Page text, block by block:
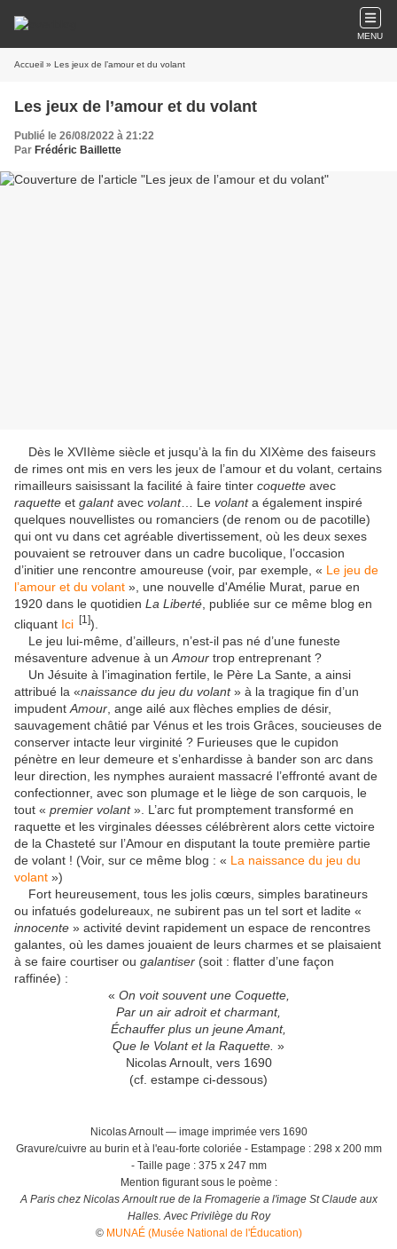
MENU
Accueil » Les jeux de l’amour et du volant
Les jeux de l’amour et du volant
Publié le 26/08/2022 à 21:22
Par Frédéric Baillette
Dès le XVIIème siècle et jusqu’à la fin du XIXème des faiseurs
de rimes ont mis en vers les jeux de l’amour et du volant, certains
rimailleurs saisissant la facilité à faire tinter coquette avec
raquette et galantavec volant… Le volanta également inspiré
quelques nouvellistes ou romanciers (de renom ou de pacotille)
qui ont vu dans cet agréable divertissement, où les deux sexes
pouvaient se retrouver dans un cadre bucolique, l’occasion
d’initier une rencontre amoureuse (voir, par exemple, « Le jeu de
l’amour et du volant », une nouvelle d'Amélie Murat, parue en
1920 dans le quotidien La Liberté , publiée sur ce même blog en
cliquant Ici [1]).
Le jeu lui-même, d’ailleurs, n’est-il pas né d’une funeste
mésaventure advenue à un Amour trop entreprenant ?
Un Jésuite à l’imagination fertile, le Père La Sante, a ainsi
attribué la «naissance du jeu du volant» à la tragique fin d’un
impudent Amour , ange ailé aux flèches emplies de désir,
sauvagement châtié par Vénus et les trois Grâces, soucieuses de
conserver intacte leur virginité ? Furieuses que le cupidon
pénètre en leur demeure et s’enhardisse à bander son arc dans
leur direction, les nymphes auraient massacré l’effronté avant de
confectionner, avec son plumage et le liège de son carquois, le
tout « premier volant». L’arc fut promptement transformé en
raquette et les virginales déesses célébrèrent alors cette victoire
de la Chasteté sur l’Amour en disputant la toute première partie
de volant ! (Voir, sur ce même blog : « La naissance du jeu du
volant »)
Fort heureusement, tous les jolis cœurs, simples baratineurs
ou infatués godelureaux, ne subirent pas un tel sort et ladite «
innocente » activité devint rapidement un espace de rencontres
galantes, où les dames jouaient de leurs charmes et se plaisaient
à se faire courtiser ou galantiser (soit : flatter d’une façon
raffinée) :
« On voit souvent une Coquette,
Par un air adroit et charmant,
Échauffer plus un jeune Amant,
Que le Volant et la Raquette. »
Nicolas Arnoult, vers 1690
(cf. estampe ci-dessous)
Nicolas Arnoult — image imprimée vers 1690
Gravure/cuivre au burin et à l'eau-forte coloriée - Estampage : 298 x 200 mm
- Taille page : 375 x 247 mm
Mention figurant sous le poème :
A Paris chez Nicolas Arnoult rue de la Fromagerie a l'image St Claude aux
Halles. Avec Privilège du Roy
© MUNAÉ (Musée National de l'Éducation)